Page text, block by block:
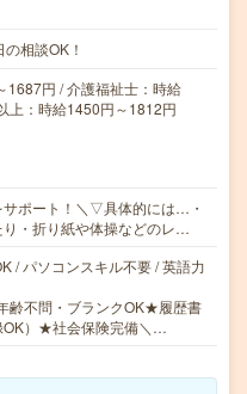
相談OK！
1687円 / 介護福祉士：時給
上：時給1450円～1812円
サポート！＼▽具体的には…・
・折り紙や体操などのレ…
/ パソコンスキル不要 / 英語力
齢不問・ブランクOK★履歴書
OK）★社会保険完備＼…